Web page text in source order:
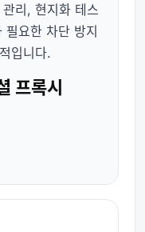
리, 현지화 테스
필요한 차단 방지
입니다.
프록시